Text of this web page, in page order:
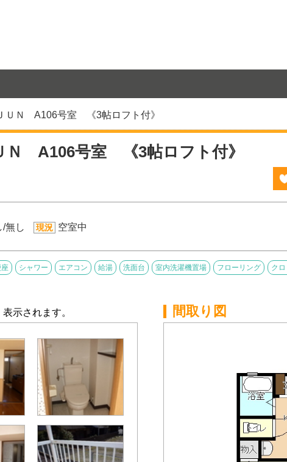
ＵＮ A106号室 《3帖ロフト付》
Ｎ A106号室 《3帖ロフト付》
/無し 現況 空室中
シャワー エアコン 給湯 洗面台 室内洗濯機置場 フローリング ク
示されます。 間取り図